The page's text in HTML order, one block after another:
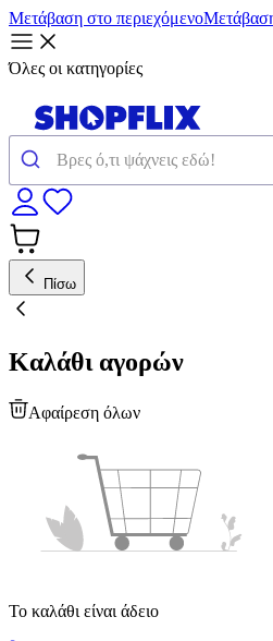
Μετάβαση στο περιεχόμενο
Όλες οι κατηγορίες
Πίσω
Καλάθι αγορών
Αφαίρεση όλων
Το καλάθι είναι άδειο